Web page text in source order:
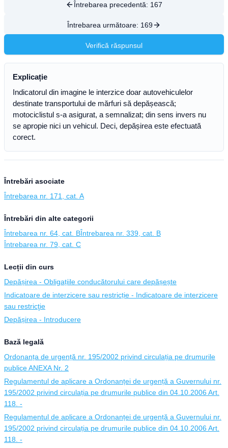
Întrebarea precedentă: 167
Întrebarea următoare: 169
Verifică răspunsul
Explicație
Indicatorul din imagine le interzice doar autovehiculelor
destinate transportului de mărfuri să depășească;
motociclistul s-a asigurat, a semnalizat; din sens invers nu
se apropie nici un vehicul. Deci, depășirea este efectuată
corect.
Întrebări asociate
Întrebarea nr. 171, cat. A
Întrebări din alte categorii
Întrebarea nr. 64, cat. BÎntrebarea nr. 339, cat. B
Întrebarea nr. 79, cat. C
Lecții din curs
Depășirea - Obligațiile conducătorului care depășește
Indicatoare de interzicere sau restricție - Indicatoare de interzicere
sau restricţie
Depășirea - Introducere
Bază legală
Ordonanța de urgență nr. 195/2002 privind circulația pe drumurile
publice ANEXA Nr. 2
Regulamentul de aplicare a Ordonanței de urgență a Guvernului nr.
195/2002 privind circulația pe drumurile publice din 04.10.2006 Art.
118. -
Regulamentul de aplicare a Ordonanței de urgență a Guvernului nr.
195/2002 privind circulația pe drumurile publice din 04.10.2006 Art.
118. -